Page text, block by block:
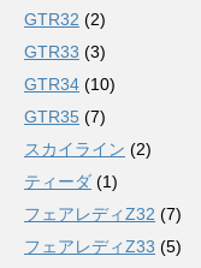
GTR32 (2)
GTR33 (3)
GTR34 (10)
GTR35 (7)
スカイライン (2)
ティーダ (1)
フェアレディZ32 (7)
フェアレディZ33 (5)